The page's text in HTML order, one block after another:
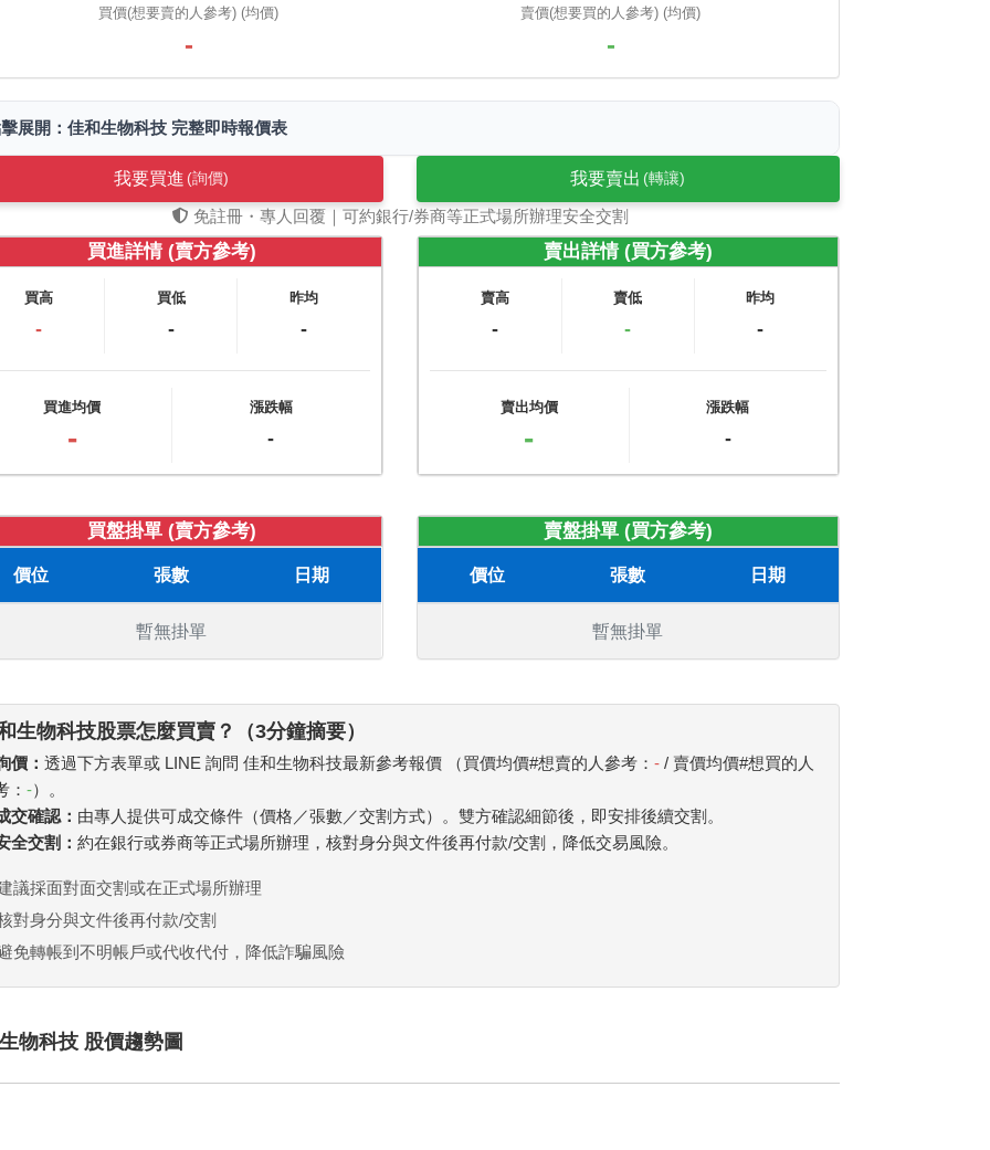
買價(想要賣的人參考) (均價)
-
賣價(想要買的人參考) (均價)
-
展開：佳和生物科技 完整即時報價表
我要買進 (詢價) 我要賣出 (轉讓)
免註冊・專人回覆｜可約銀行/券商等正式場所辦理安全交割
買進詳情 (賣方參考)
買高
-
買低
-
昨均
-
買進均價
-
漲跌幅
-
賣出詳情 (買方參考)
賣高
-
賣低
-
昨均
-
賣出均價
-
漲跌幅
-
買盤掛單 (賣方參考)
價位 張數 日期
暫無掛單
賣盤掛單 (買方參考)
價位 張數 日期
暫無掛單
生物科技股票怎麼買賣？（3分鐘摘要）
價：透過下方表單或 LINE 詢問 佳和生物科技最新參考報價 （買價均價#想賣的人參考：- / 賣價均價#想買的人
：-）。
交確認： 由專人提供可成交條件（價格／張數／交割方式）。雙方確認細節後，即安排後續交割。
全交割：約在銀行或券商等正式場所辦理，核對身分與文件後再付款/交割，降低交易風險。
議採面對面交割或在正式場所辦理
對身分與文件後再付款/交割
免轉帳到不明帳戶或代收代付，降低詐騙風險
物科技 股價趨勢圖